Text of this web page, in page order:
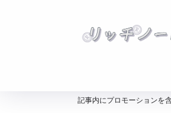
記事内にプロモーションを